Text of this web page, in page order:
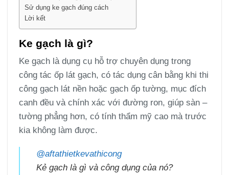
Sử dụng ke gạch đúng cách
Lời kết
Ke gạch là gì?
Ke gạch là dụng cụ hỗ trợ chuyên dụng trong
công tác ốp lát gạch, có tác dụng cân bằng khi thi
công gạch lát nền hoặc gạch ốp tường, mục đích
canh đều và chính xác với đường ron, giúp sàn –
tường phẳng hơn, có tính thẩm mỹ cao mà trước
kia không làm được.
@aftathietkevathicong
Kẻ gạch là gì và công dụng của nó?